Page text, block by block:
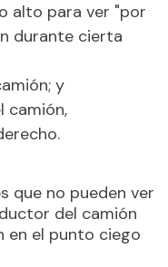
alto para ver "por
durante cierta
y
camión,
que no pueden ver
del camión
en el punto ciego